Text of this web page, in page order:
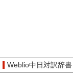
Weblio中日対訳辞書